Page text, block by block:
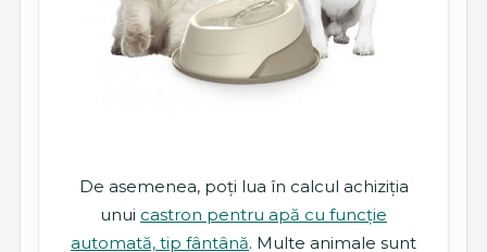
De asemenea, poți lua în calcul achiziția
unui castron pentru apă cu funcție
automată, tip fântână. Multe animale sunt